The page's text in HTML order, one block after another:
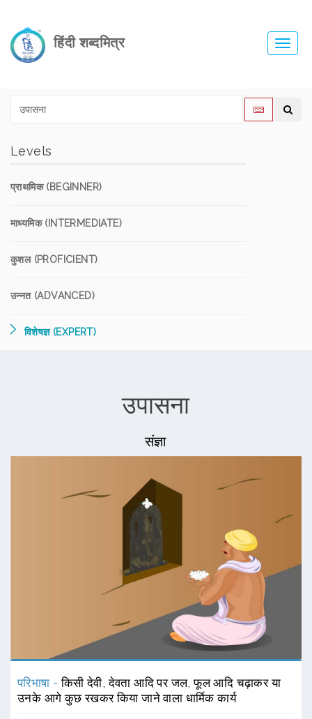
हिंदी शब्दमित्र
Levels
प्राथमिक (BEGINNER)
माध्यमिक (INTERMEDIATE)
कुशल (PROFICIENT)
उन्नत (ADVANCED)
विशेषज्ञ (EXPERT)
उपासना
संज्ञा
परिभाषा -किसी देवी, देवता आदि पर जल, फूल आदि चढ़ाकर या
उनके आगे कुछ रखकर किया जाने वाला धार्मिक कार्य